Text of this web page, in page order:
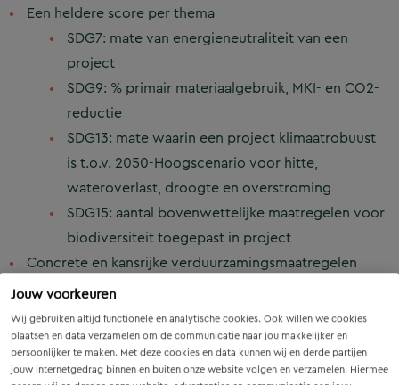
Jouw voorkeuren
Wij gebruiken altijd functionele en analytische cookies. Ook willen we cookies
plaatsen en data verzamelen om de communicatie naar jou makkelijker en
persoonlijker te maken. Met deze cookies en data kunnen wij en derde partijen
jouw internetgedrag binnen en buiten onze website volgen en verzamelen. Hiermee
Een heldere score per thema
SDG7: mate van energieneutraliteit van een
project
SDG9: % primair materiaalgebruik, MKI- en CO2-
reductie
SDG13: mate waarin een project klimaatrobuust
is t.o.v. 2050-Hoogscenario voor hitte,
wateroverlast, droogte en overstroming
SDG15: aantal bovenwettelijke maatregelen voor
biodiversiteit toegepast in project
Concrete en kansrijke verduurzamingsmaatregelen
Praktische handvatten voor vervolgstappen,
afgestemd op de projectsituatie
De Quickscan Duurzaamheid is op maat te maken voor
andere SDG’s en/of andere duurzame doelen en KPI’s.